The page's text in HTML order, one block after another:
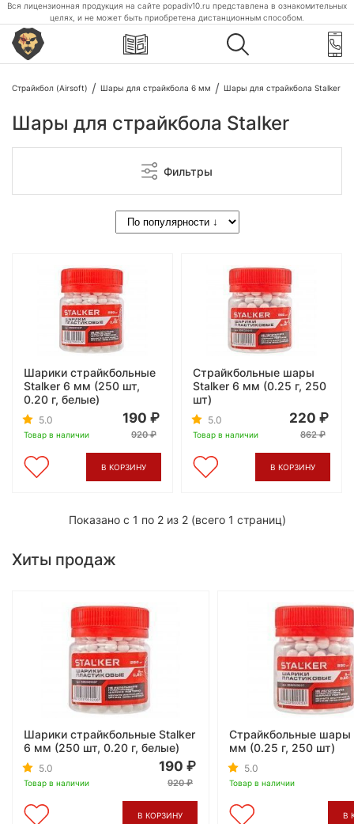
Вся лицензионная продукция на сайте popadiv10.ru представлена в ознакомительных
целях, и не может быть приобретена дистанционным способом.
Страйкбол (Airsoft) Шары для страйкбола 6 мм Шары для страйкбола Stalker
Шары для страйкбола Stalker
Фильтры
Шарики страйкбольные
Stalker 6 мм (250 шт,
0.20 г, белые)
5.0
Товар в наличии
190
920
В КОРЗИНУ
Страйкбольные шары
Stalker 6 мм (0.25 г, 250
шт)
5.0
Товар в наличии
220
862
В КОРЗИНУ
Показано с 1 по 2 из 2 (всего 1 страниц)
Хиты продаж
Шарики страйкбольные Stalker
6 мм (250 шт, 0.20 г, белые)
5.0
Товар в наличии
190
920
В КОРЗИНУ
Страйкбольные шары
мм (0.25 г, 250 шт)
5.0
Товар в наличии
В